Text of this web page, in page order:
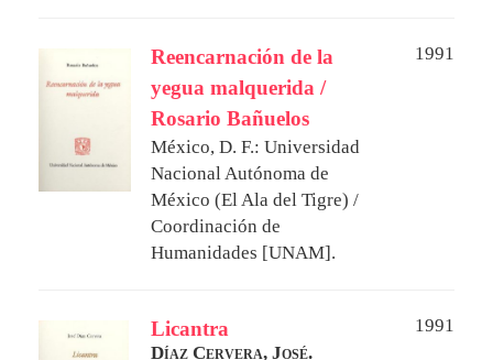
Reencarnación de la
yegua malquerida /
Rosario Bañuelos
1991
México, D. F.: Universidad
Nacional Autónoma de
México (El Ala del Tigre) /
Coordinación de
Humanidades [UNAM].
Licantra
1991
Díaz Cervera, José.